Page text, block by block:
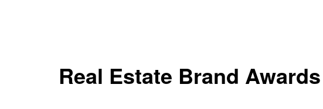
Real Estate Brand Awards